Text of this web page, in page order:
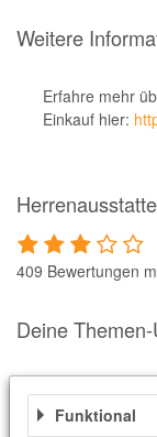
Click
BADER
Weitere
Erfahre mehr
Einkauf hier:
409 Bewertungen
Deine
Ähnliche Shops
Weitere
Funktional